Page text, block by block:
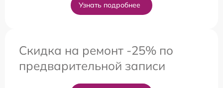
Узнать подробнее
Скидка на ремонт -25% по
предварительной записи